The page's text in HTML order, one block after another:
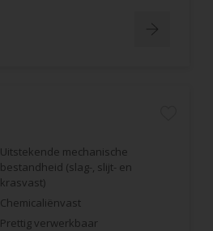
Uitstekende mechanische
bestandheid (slag-, slijt- en
krasvast)
Chemicaliënvast
Prettig verwerkbaar